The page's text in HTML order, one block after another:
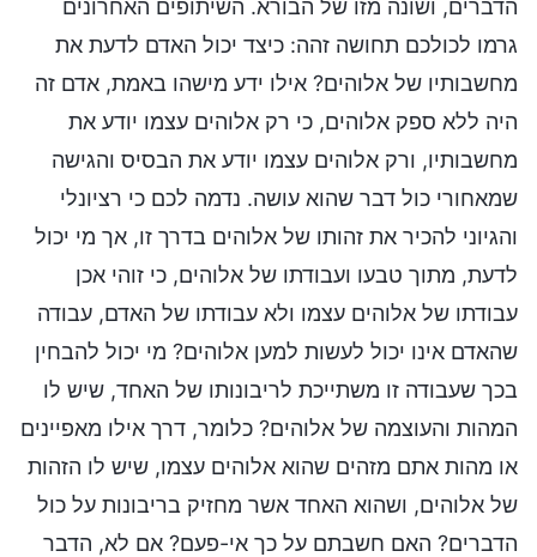
הדברים, ושונה מזו של הבורא. השיתופים האחרונים
גרמו לכולכם תחושה זהה: כיצד יכול האדם לדעת את
מחשבותיו של אלוהים? אילו ידע מישהו באמת, אדם זה
היה ללא ספק אלוהים, כי רק אלוהים עצמו יודע את
מחשבותיו, ורק אלוהים עצמו יודע את הבסיס והגישה
שמאחורי כול דבר שהוא עושה. נדמה לכם כי רציונלי
והגיוני להכיר את זהותו של אלוהים בדרך זו, אך מי יכול
לדעת, מתוך טבעו ועבודתו של אלוהים, כי זוהי אכן
עבודתו של אלוהים עצמו ולא עבודתו של האדם, עבודה
שהאדם אינו יכול לעשות למען אלוהים? מי יכול להבחין
בכך שעבודה זו משתייכת לריבונותו של האחד, שיש לו
המהות והעוצמה של אלוהים? כלומר, דרך אילו מאפיינים
או מהות אתם מזהים שהוא אלוהים עצמו, שיש לו הזהות
של אלוהים, ושהוא האחד אשר מחזיק בריבונות על כול
הדברים? האם חשבתם על כך אי-פעם? אם לא, הדבר